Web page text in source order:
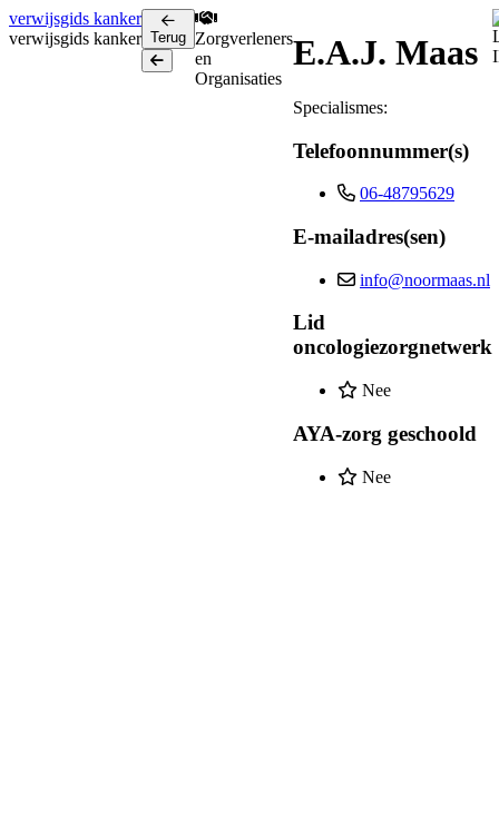
verwijsgids kanker
verwijsgids kanker Terug
Terug
Zorgverleners
en
Organisaties
E.A.J. Maas
Specialismes:
Telefoonnummer(s)
06-48795629
E-mailadres(sen)
info@noormaas.nl
Lid
oncologiezorgnetwerk
Nee
AYA-zorg geschoold
Nee